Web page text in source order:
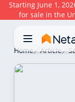
Starting June 1,
for sale in the
Home Article